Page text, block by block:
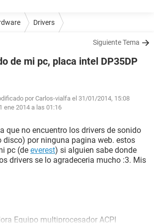
Drivers
Siguiente Tema
de mi pc, placa intel DP35DP
por Carlos-vialfa el 31/01/2014, 15:08
ene 2014 a las 01:16
que no encuentro los drivers de sonido
disco) por ninguna pagina web. estos
pc (de everest) si alguien sabe donde
drivers se lo agradeceria mucho :3. Mis
Equipo multiprocesador ACPI